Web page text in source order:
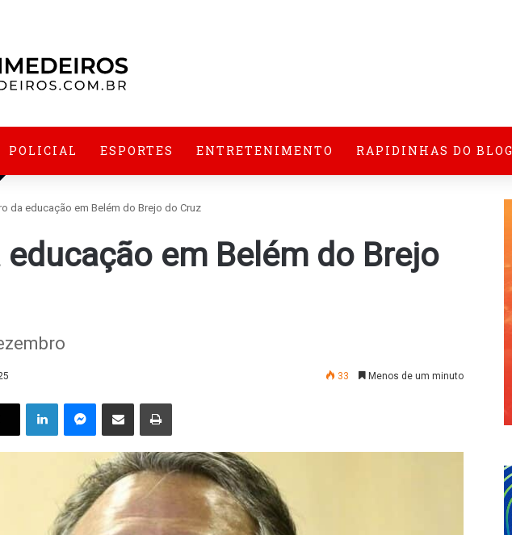
POLICIAL ESPORTES ENTRETENIMENTO RAPIDINHAS DO BLOG
da educação em Belém do Brejo do Cruz
em Belém do Brejo
33 Menos de um minuto
LinkedinMessenger
Compartilhar via e-mail Imprimir